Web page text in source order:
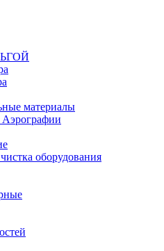
материалы
Аэрографии
оборудования